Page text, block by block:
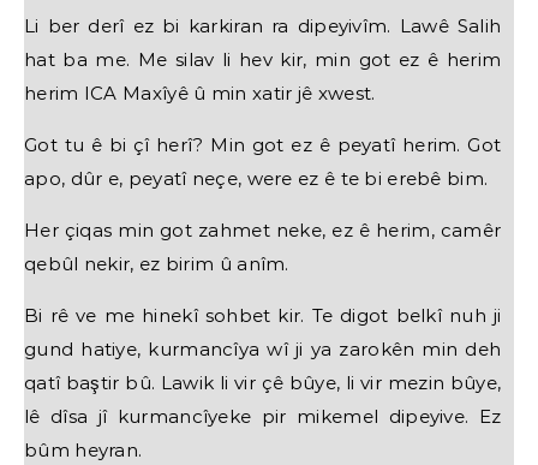
Li ber derî ez bi karkiran ra dipeyivîm. Lawê Salih
hat ba me. Me silav li hev kir, min got ez ê herim
herim ICA Maxîyê û min xatir jê xwest.
Got tu ê bi çî herî? Min got ez ê peyatî herim. Got
apo, dûr e, peyatî neçe, were ez ê te bi erebê bim.
Her çiqas min got zahmet neke, ez ê herim, camêr
qebûl nekir, ez birim û anîm.
Bi rê ve me hinekî sohbet kir. Te digot belkî nuh ji
gund hatiye, kurmancîya wî ji ya zarokên min deh
qatî baştir bû. Lawik li vir çê bûye, li vir mezin bûye,
lê dîsa jî kurmancîyeke pir mikemel dipeyive. Ez
bûm heyran.